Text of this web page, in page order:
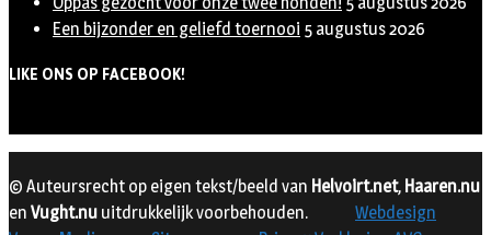
Een bijzonder en geliefd toernooi 5 augustus 2026
LIKE ONS OP FACEBOOK!
© Auteursrecht op eigen tekst/beeld van Helvoirt.net, Haaren.nu
en Vught.nu uitdrukkelijk voorbehouden.
Webdesign